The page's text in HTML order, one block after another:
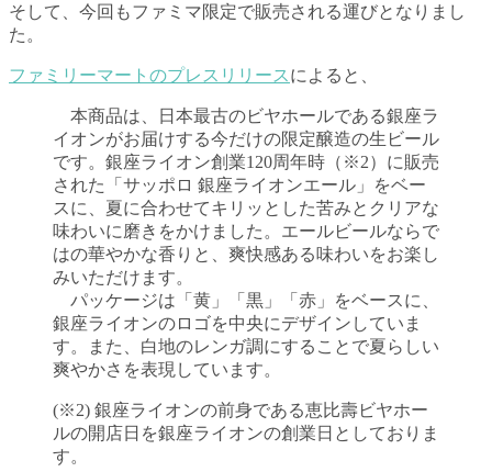
そして、今回もファミマ限定で販売される運びとなりまし
た。
ファミリーマートのプレスリリース によると、
本商品は、日本最古のビヤホールである銀座ラ
イオンがお届けする今だけの限定醸造の生ビール
です。銀座ライオン創業120周年時（※2）に販売
された「サッポロ 銀座ライオンエール」をベー
スに、夏に合わせてキリッとした苦みとクリアな
味わいに磨きをかけました。エールビールならで
はの華やかな香りと、爽快感ある味わいをお楽し
みいただけます。
パッケージは「黄」「黒」「赤」をベースに、
銀座ライオンのロゴを中央にデザインしていま
す。また、白地のレンガ調にすることで夏らしい
爽やかさを表現しています。
(※2) 銀座ライオンの前身である恵比壽ビヤホー
ルの開店日を銀座ライオンの創業日としておりま
す。